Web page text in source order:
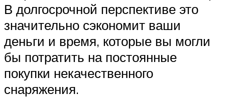
В долгосрочной перспективе это
значительно сэкономит ваши
деньги и время, которые вы могли
бы потратить на постоянные
покупки некачественного
снаряжения.